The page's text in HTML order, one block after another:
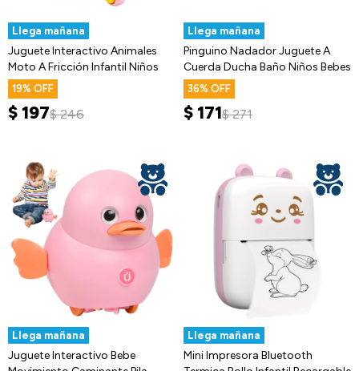
Llega mañana
Juguete Interactivo Animales
Moto A Fricción Infantil Niños
19
$ 197$ 246
Llega mañana
Pinguino Nadador Juguete A
Cuerda Ducha Baño Niños Bebes
36
$ 171$ 271
Llega mañana
Juguete Interactivo Bebe
Llega mañana
Mini Impresora Bluetooth